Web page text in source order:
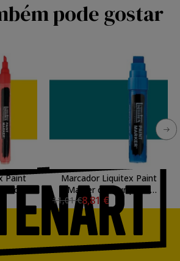
pode gostar
Paint
de
Marcador Liquitex Paint
Marker cor Turquesa
Cobalto matiz (15 mm)
11,01 €8,81 €